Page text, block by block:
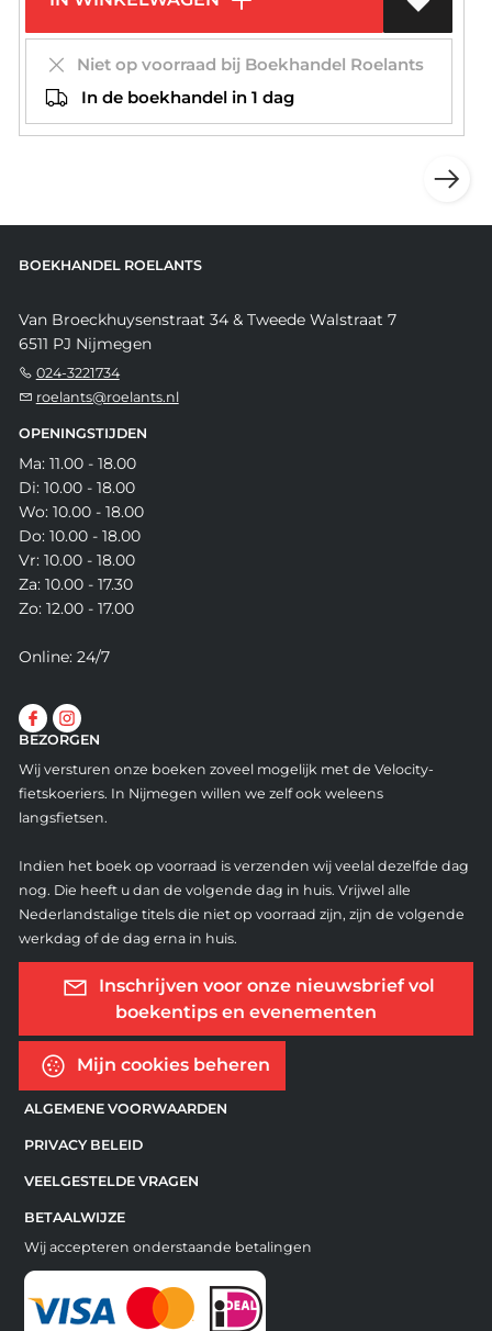
Niet op voorraad bij Boekhandel Roelants
In de boekhandel in 1 dag
BOEKHANDEL ROELANTS
Van Broeckhuysenstraat 34 & Tweede Walstraat 7
6511 PJ Nijmegen
024-3221734
roelants@roelants.nl
OPENINGSTIJDEN
Ma: 11.00 - 18.00
Di: 10.00 - 18.00
Wo: 10.00 - 18.00
Do: 10.00 - 18.00
Vr: 10.00 - 18.00
Za: 10.00 - 17.30
Zo: 12.00 - 17.00
Online: 24/7
BEZORGEN
Wij versturen onze boeken zoveel mogelijk met de Velocity-
fietskoeriers. In Nijmegen willen we zelf ook weleens
langsfietsen.
Indien het boek op voorraad is verzenden wij veelal dezelfde dag
nog. Die heeft u dan de volgende dag in huis. Vrijwel alle
Nederlandstalige titels die niet op voorraad zijn, zijn de volgende
werkdag of de dag erna in huis.
Inschrijven voor onze nieuwsbrief vol
boekentips en evenementen
Mijn cookies beheren
ALGEMENE VOORWAARDEN
PRIVACY BELEID
VEELGESTELDE VRAGEN
BETAALWIJZE
Wij accepteren onderstaande betalingen